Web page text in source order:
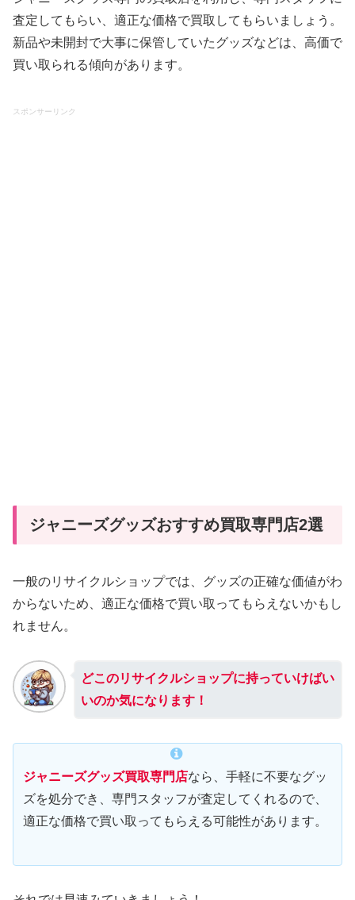
査定してもらい、適正な価格で買取してもらいましょう。
新品や未開封で大事に保管していたグッズなどは、高価で
買い取られる傾向があります。
スポンサーリンク
ジャニーズグッズおすすめ買取専門店2選
一般のリサイクルショップでは、グッズの正確な価値がわ
からないため、適正な価格で買い取ってもらえないかもし
れません。
どこのリサイクルショップに持っていけばい
いのか気になります！
ジャニーズグッズ買取専門店なら、手軽に不要なグッ
ズを処分でき、専門スタッフが査定してくれるので、
適正な価格で買い取ってもらえる可能性があります。